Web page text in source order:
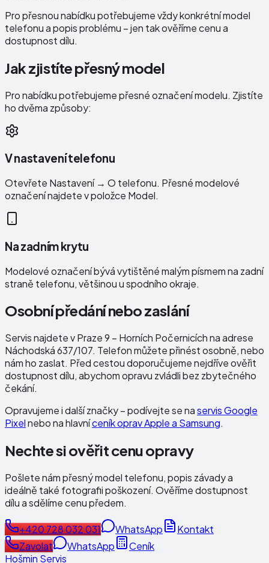
Pro přesnou nabídku potřebujeme vždy konkrétní model
telefonu a popis problému – jen tak ověříme cenu a
dostupnost dílu.
Jak zjistíte přesný model
Pro nabídku potřebujeme přesné označení modelu. Zjistíte
ho dvěma způsoby:
V nastavení telefonu
Otevřete Nastavení → O telefonu. Přesné modelové
označení najdete v položce Model.
Na zadním krytu
Modelové označení bývá vytištěné malým písmem na zadní
straně telefonu, většinou u spodního okraje.
Osobní předání nebo zaslání
Servis najdete v Praze 9 – Horních Počernicích na adrese
Náchodská 637/107. Telefon můžete přinést osobně, nebo
nám ho zaslat. Před cestou doporučujeme nejdříve ověřit
dostupnost dílu, abychom opravu zvládli bez zbytečného
čekání.
Opravujeme i další značky – podívejte se naservis Google
Pixelnebo na hlavníceník oprav Apple a Samsung.
Nechte si ověřit cenu opravy
Pošlete nám přesný model telefonu, popis závady a
ideálně také fotografii poškození. Ověříme dostupnost
dílu a sdělíme cenu předem.
+420 728 032 031 WhatsApp
Kontakt
Zavolat
WhatsApp
Ceník
Hošmin Servis